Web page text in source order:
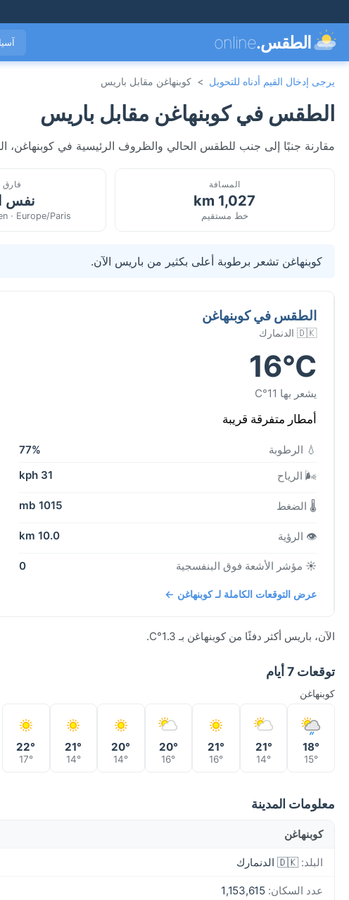
الطقس.online آسيا
يرجى إدخال القيم أدناه للتحويل > كوبنهاغن مقابل باريس
الطقس في كوبنهاغن مقابل باريس
مقارنة جنبًا إلى جنب للطقس الحالي والظروف الرئيسية في كوبنهاغن،
المسافة
1,027 km
خط مستقيم
فارق
نفس
· Europe/Paris
كوبنهاغن تشعر برطوبة أعلى بكثير من باريس الآن.
الطقس في كوبنهاغن
🇩🇰 الدنمارك
16°C
يشعر بها 11°C
أمطار متفرقة قريبة
💧 الرطوبة
77%
🌬️ الرياح
31 kph
🌡️ الضغط 1015 mb
👁️ الرؤية 10.0 km
☀️ مؤشر الأشعة فوق البنفسجية 0
عرض التوقعات الكاملة لـ كوبنهاغن ←
الآن، باريس أكثر دفئًا من كوبنهاغن بـ 1.3°C.
توقعات 7 أيام
كوبنهاغن
18°
15°
21°
14°
21°
16°
20°
16°
20°
14°
21°
14°
22°
17°
معلومات المدينة
كوبنهاغن
البلد: 🇩🇰 الدنمارك
عدد السكان: